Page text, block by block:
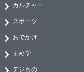
カルチャー
スポーツ
おでかけ
まめ学
デジもの